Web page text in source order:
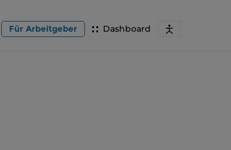
Dashboard
Für Arbeitgeber